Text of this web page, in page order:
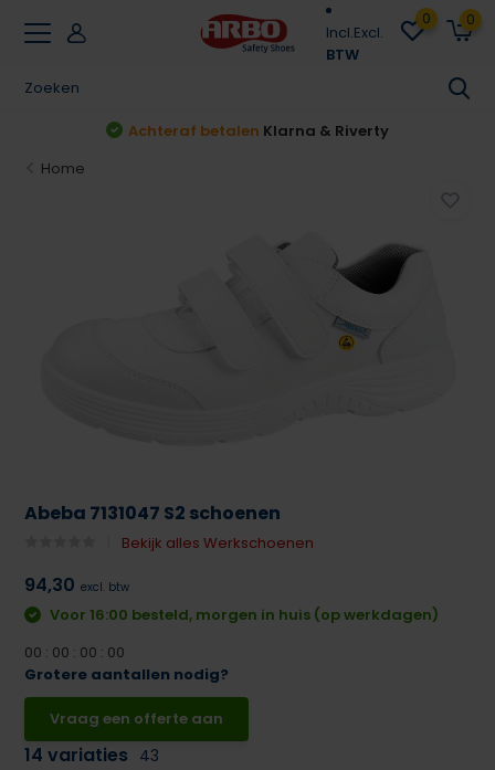
Incl.Excl.
BTW
0 0
Achteraf betalen Klarna & Riverty
Home
Abeba 7131047 S2 schoenen
Bekijk alles Werkschoenen
94,30 excl. btw
Voor 16:00 besteld, morgen in huis (op werkdagen)
00 : 00 : 00 : 00
Grotere aantallen nodig?
Vraag een offerte aan
14 variaties 43